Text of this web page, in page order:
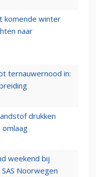
komende winter
naar
ternauwernood in:
drukken
omlaag
weekend bij
Noorwegen